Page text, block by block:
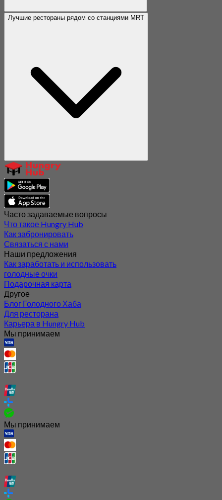
Лучшие рестораны рядом со станциями MRT
Часто задаваемые вопросы
Что такое Hungry Hub
Как забронировать
Связаться с нами
Наши предложения
Как заработать и использовать
голодные очки
Подарочная карта
Другое
Блог Голодного Хаба
Для ресторана
Карьера в Hungry Hub
Мы принимаем
Мы принимаем